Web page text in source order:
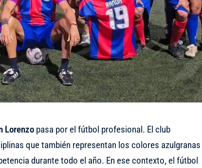
Lorenzo pasa por el fútbol profesional. El club
que también representan los colores azulgranas
durante todo el año. En ese contexto, el fútbol